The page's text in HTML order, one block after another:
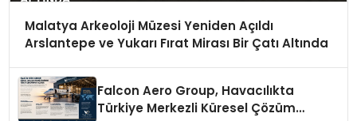
Malatya Arkeoloji Müzesi Yeniden Açıldı
Arslantepe ve Yukarı Fırat Mirası Bir Çatı Altında
Falcon Aero Group, Havacılıkta
Türkiye Merkezli Küresel Çözüm